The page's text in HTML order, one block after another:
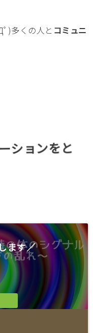
)多くの人と コミュニ
ションをと
ます／